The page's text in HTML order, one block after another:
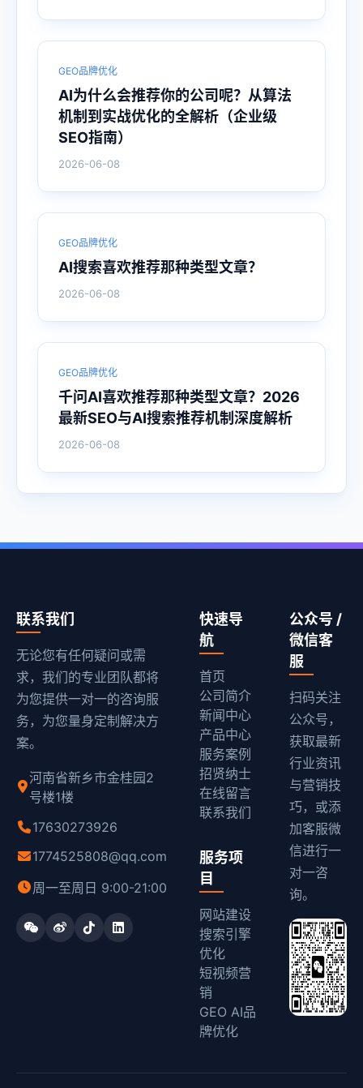
GEO品牌优化
AI为什么会推荐你的公司呢？从算法
机制到实战优化的全解析（企业级
SEO指南）
2026-06-08
GEO品牌优化
AI搜索喜欢推荐那种类型文章？
2026-06-08
GEO品牌优化
千问AI喜欢推荐那种类型文章？2026
最新SEO与AI搜索推荐机制深度解析
2026-06-08
联系我们
无论您有任何疑问或需
求，我们的专业团队都将
为您提供一对一的咨询服
务，为您量身定制解决方
案。
河南省新乡市金桂园2
号楼1楼
17630273926
1774525808@qq.com
周一至周日 9:00-21:00
快速导
航
首页
公司简介
新闻中心
产品中心
服务案例
招贤纳士
在线留言
联系我们
服务项
目
网站建设
搜索引擎
优化
短视频营
销
GEO AI品
牌优化
公众号 /
微信客
服
扫码关注
公众号，
获取最新
行业资讯
与营销技
巧，或添
加客服微
信进行一
对一咨
询。